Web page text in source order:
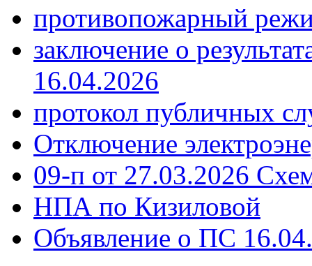
противопожарный
заключение о
16.04.2026
протокол публичных
Отключение
09-п от 27.03.2026
НПА по Кизиловой
Объявление о ПС